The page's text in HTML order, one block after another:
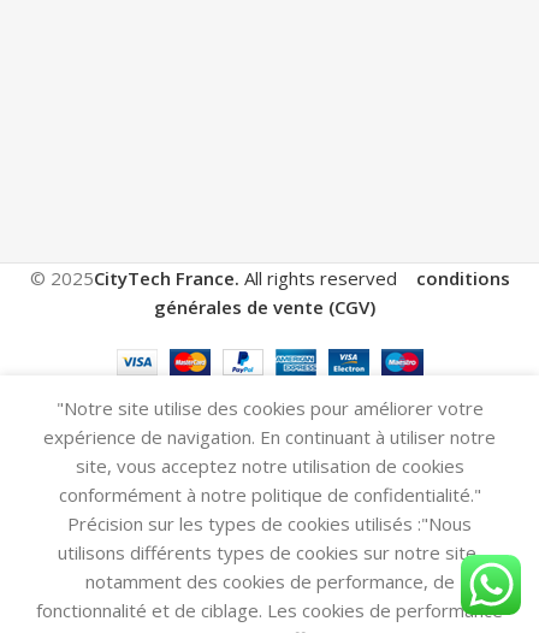
© 2025CityTech France. All rights reserved conditions
générales de vente (CGV)
"Notre site utilise des cookies pour améliorer votre
expérience de navigation. En continuant à utiliser notre
site, vous acceptez notre utilisation de cookies
conformément à notre politique de confidentialité."
Précision sur les types de cookies utilisés :"Nous
utilisons différents types de cookies sur notre site,
notamment des cookies de performance, de
fonctionnalité et de ciblage. Les cookies de performance